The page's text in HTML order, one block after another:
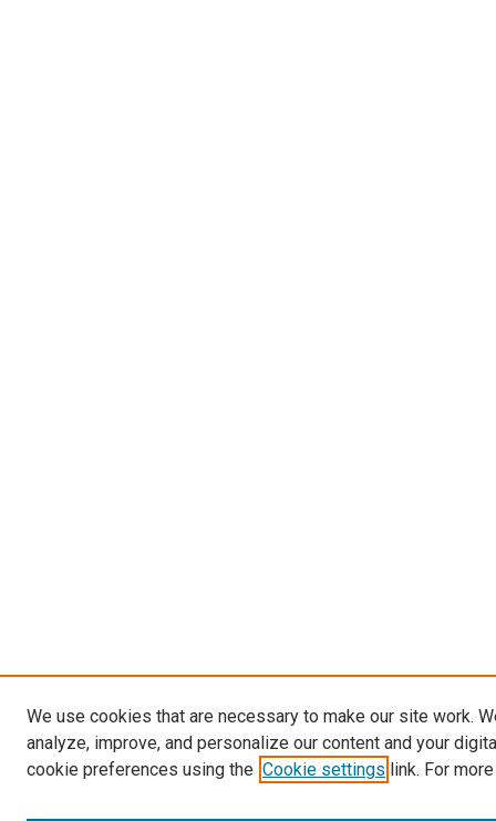
We use cookies that are necessary to make our site work.
analyze, improve, and personalize our content and your
cookie preferences using the Cookie settings link. For